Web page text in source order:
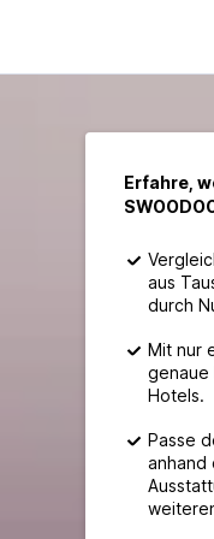
Erfahre,
aus
durch
Mit nur
genaue
Hotels.
Passe